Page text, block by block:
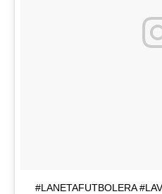
#LANETAFUTBOLERA